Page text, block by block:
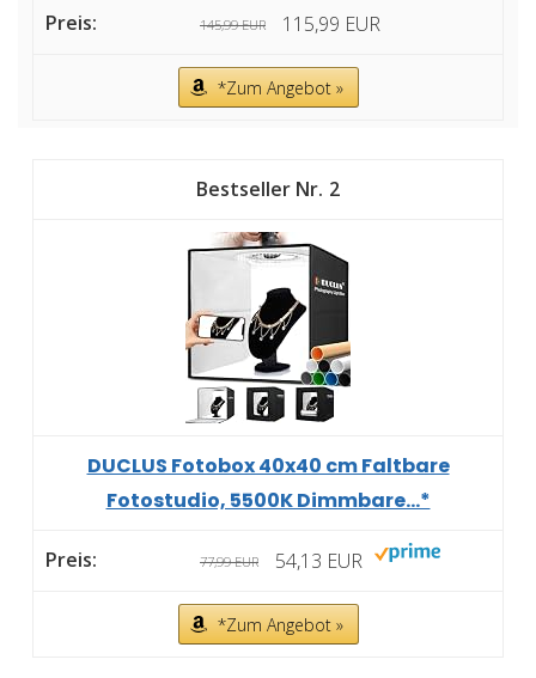
145,99 EUR 115,99 EUR
*Zum Angebot »
2
DUCLUS Fotobox 40x40 cm Faltbare
Fotostudio, 5500K Dimmbare...*
77,99 EUR 54,13 EUR
*Zum Angebot »